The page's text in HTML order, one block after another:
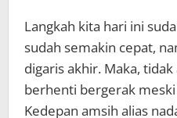
Langkah kita hari ini
sudah semakin cepat,
digaris akhir. Maka,
berhenti bergerak
Kedepan amsih alias